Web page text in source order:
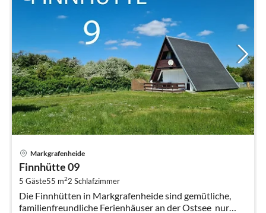
Markgrafenheide
Finnhütte 09
5 Gäste55 m22 Schlafzimmer
Die Finnhütten in Markgrafenheide sind gemütliche,
familienfreundliche Ferienhäuser an der Ostsee  nur